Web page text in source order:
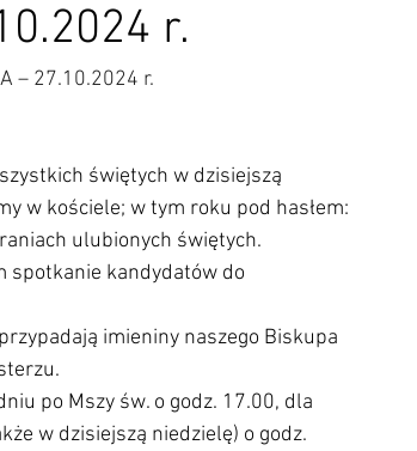
r.
– 27.10.2024 r.
świętych w dzisiejszą
w kościele; w tym roku pod hasłem:
ulubionych świętych.
spotkanie kandydatów do
imieniny naszego Biskupa
po Mszy św. o godz. 17.00, dla
w dzisiejszą niedzielę) o godz.